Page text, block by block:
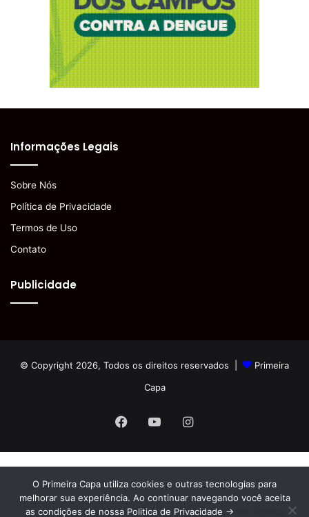
Informações Legais
Sobre Nós
Política de Privacidade
Termos de Uso
Contato
Publicidade
© Copyright 2026, Todos os direitos reservados |
Primeira
Capa
Facebook
YouTubeInstagram
O Primeira Capa utiliza cookies e outras tecnologias para
melhorar sua experiência. Ao continuar navegando você aceita
as condições de nossa Politica de Privacidade ->